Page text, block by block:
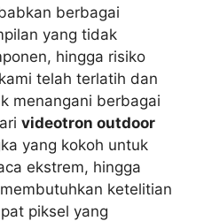
berbagai
yang tidak
hingga risiko
telah terlatih dan
menangani berbagai
videotron outdoor
yang kokoh untuk
ekstrem, hingga
ketelitian
piksel yang